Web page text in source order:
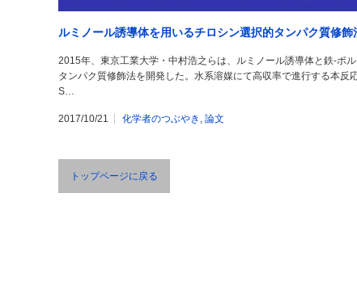
ルミノール誘導体を用いるチロシン選択的タンパク質修飾
2015年、東京工業大学・中村浩之らは、ルミノール誘導体と鉄-ポ
タンパク質修飾法を開発した。水系溶媒にて高収率で進行する本反
S…
2017/10/21 化学者のつぶやき , 論文
トップページに戻る